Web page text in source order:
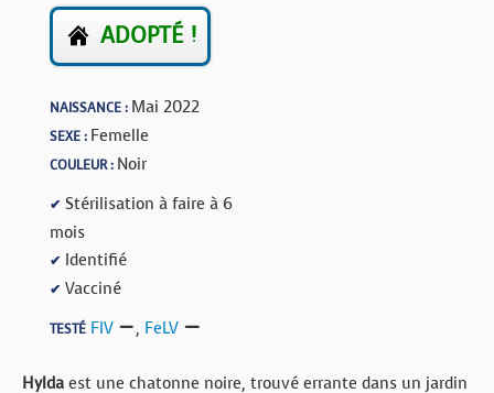
ADOPTÉ !
NAISSANCE : Mai 2022
SEXE : Femelle
COULEUR : Noir
✔ Stérilisation à faire à 6
mois
✔ Identifié
✔ Vacciné
TESTÉ FIV , FeLV
Hylda est une chatonne noire, trouvé errante dans un jardin